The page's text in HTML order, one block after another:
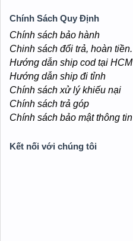
Chính Sách Quy Định
Chính sách bảo hành
Chinh sách đổi trả, hoàn tiền.
Hướng dẫn ship cod tại HCM
Hướng dẫn ship đi tỉnh
Chính sách xử lý khiếu nại
Chính sách trả góp
Chính sách bảo mật thông tin
Kết nối với chúng tôi